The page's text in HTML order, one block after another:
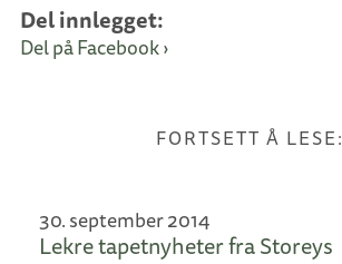
Del innlegget:
Del på Facebook ›
FORTSETT Å LESE:
30. september 2014
Lekre tapetnyheter fra Storeys